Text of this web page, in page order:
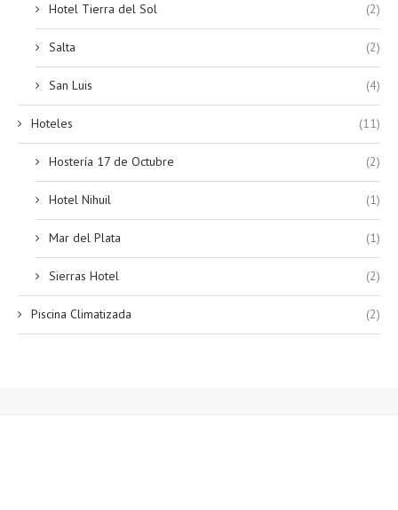
Hotel Tierra del Sol (2)
Salta (2)
San Luis (4)
Hoteles (11)
Hostería 17 de Octubre (2)
Hotel Nihuil (1)
Mar del Plata (1)
Sierras Hotel (2)
Piscina Climatizada (2)